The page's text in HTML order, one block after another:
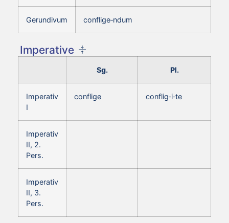
Gerundivum conflige‑ndum
Imperative
Sg. Pl.
Imperativ
I
conflige conflig‑i‑te
Imperativ
II, 2.
Pers.
Imperativ
II, 3.
Pers.